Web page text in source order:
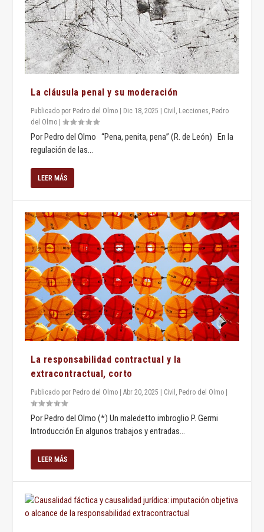
La cláusula penal y su moderación
Publicado por Pedro del Olmo Dic 18, 2025 Civil , Lecciones, Pedro
del Olmo |
Por Pedro del Olmo “Pena, penita, pena” (R. de León) En la
regulación de las...
LEER MÁS
La responsabilidad contractual y la
extracontractual, corto
Publicado por Pedro del Olmo |Abr 20, 2025 Civil , Pedro del Olmo
Por Pedro del Olmo (*) Un maledetto imbroglio P. Germi
Introducción En algunos trabajos y entradas...
LEER MÁS